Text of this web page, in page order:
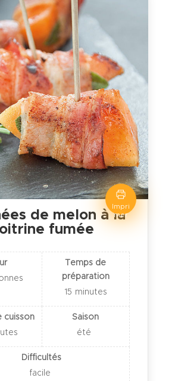
Impri
mer
de melon à la
fumée
Temps de
préparation
15 minutes
cuisson
Saison
été
Difficultés
facile